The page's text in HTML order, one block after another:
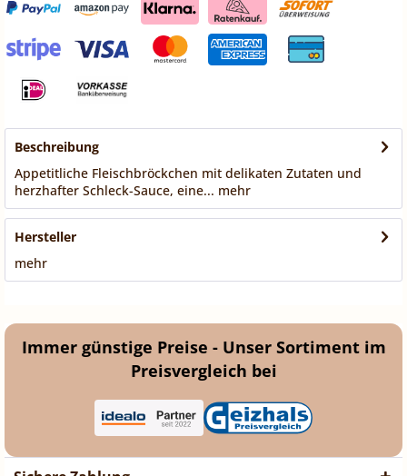
Beschreibung
Appetitliche Fleischbröckchen mit delikaten Zutaten und
herzhafter Schleck-Sauce, eine... mehr
Hersteller
mehr
Immer günstige Preise - Unser Sortiment im
Preisvergleich bei